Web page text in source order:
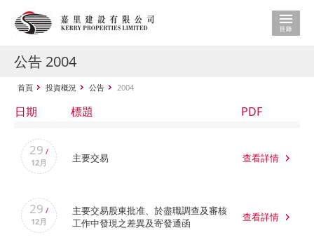
公告 2004
首頁 投資概況 公告 2004
日期 標題 PDF
29 /
12月
主要交易 查看詳情
29 /
12月
主要交易股東批准、於盡職調查及審核
工作中發現之差異及寄發通函
查看詳情